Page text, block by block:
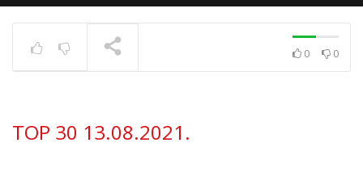
0 0
TOP 30 13.08.2021.